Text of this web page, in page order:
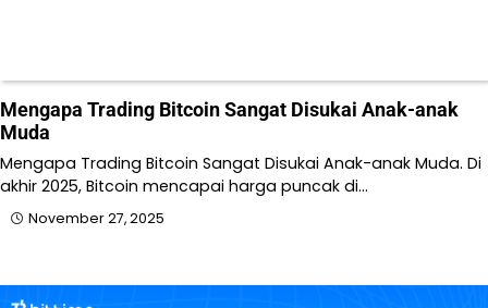
Mengapa Trading Bitcoin Sangat Disukai Anak-anak
Muda
Mengapa Trading Bitcoin Sangat Disukai Anak-anak Muda. Di
akhir 2025, Bitcoin mencapai harga puncak di…
November 27, 2025